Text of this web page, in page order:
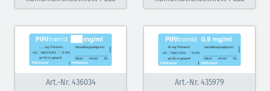
Art.-Nr. 436034
Art.-Nr. 435979